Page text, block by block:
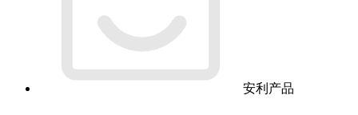
安利产品